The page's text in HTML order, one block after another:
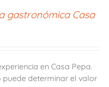
gastronómica Casa
en Casa Pepa.
puede determinar el valor